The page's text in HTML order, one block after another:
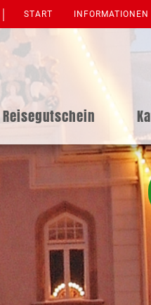
START INFORMATIONEN
Reisegutschein